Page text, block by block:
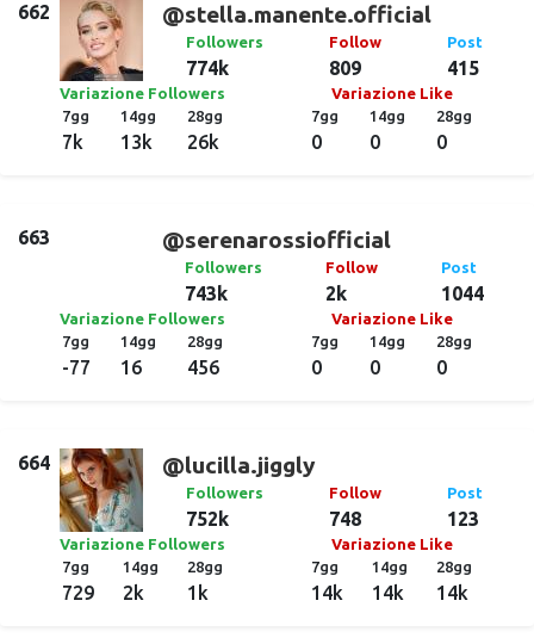
662 @stella.manente.official
Followers
774k
Follow
809
Post
415
Variazione Followers
7gg
7k
14gg
13k
28gg
26k
Variazione Like
7gg
0
14gg
0
28gg
0
663 @serenarossiofficial
Followers
743k
Follow
2k
Post
1044
Variazione Followers
7gg
-77
14gg
16
28gg
456
Variazione Like
7gg
0
14gg
0
28gg
0
664 @lucilla.jiggly
Followers
752k
Follow
748
Post
123
Variazione Followers
7gg
729
14gg
2k
28gg
1k
Variazione Like
7gg
14k
14gg
14k
28gg
14k